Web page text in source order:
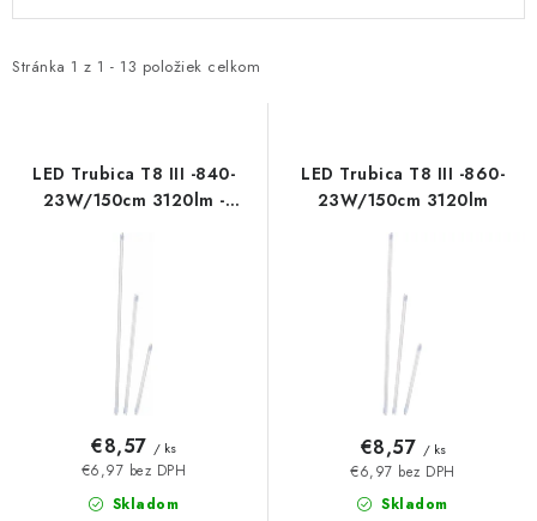
OBCHOD
KARIÉRA
ZÁSUVKY A VYPÍNAČE
i
Stránka 1 z 1 - 13 položiek celkom
e
LED Trubica T8 III -840-
23W/150cm 3120lm -
Trubice LED T8
Skladom
€6,97 bez DPH
€8,57 / ks
LED Trubica T8 III -860-
23W/150cm 3120lm
Skladom
€6,97 bez DPH
€8,57 / ks